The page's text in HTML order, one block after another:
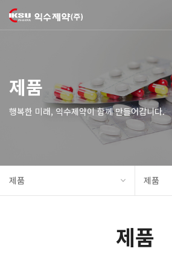
제품
행복한 미래, 익수제약이 함께 만들어갑니다.
제품 제품
제품